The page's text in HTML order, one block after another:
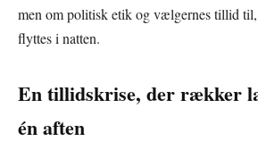
men om politisk etik og vælgernes tillid
flyttes i natten.
En tillidskrise, der rækker
én aften